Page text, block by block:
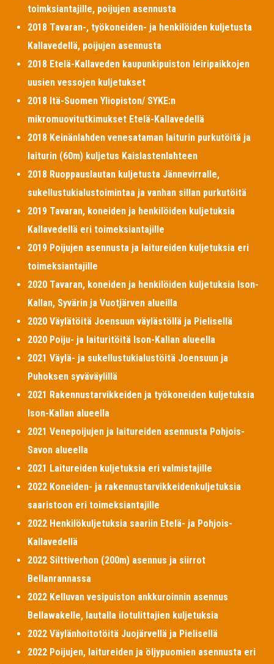
toimksiantajille, poijujen asennusta
2018 Tavaran-, työkoneiden- ja henkilöiden kuljetusta
Kallavedellä, poijujen asennusta
2018 Etelä-Kallaveden kaupunkipuiston leiripaikkojen
uusien vessojen kuljetukset
2018 Itä-Suomen Yliopiston/ SYKE:n
mikromuovitutkimukset Etelä-Kallavedellä
2018 Keinänlahden venesataman laiturin purkutöitä ja
laiturin (60m) kuljetus Kaislastenlahteen
2018 Ruoppauslautan kuljetusta Jännevirralle,
sukellustukialustoimintaa ja vanhan sillan purkutöitä
2019 Tavaran, koneiden ja henkilöiden kuljetuksia
Kallavedellä eri toimeksiantajille
2019 Poijujen asennusta ja laitureiden kuljetuksia eri
toimeksiantajille
2020 Tavaran, koneiden ja henkilöiden kuljetuksia Ison-
Kallan, Syvärin ja Vuotjärven alueilla
2020 Väylätöitä Joensuun väylästöllä ja Pielisellä
2020 Poiju- ja laituritöitä Ison-Kallan alueella
2021 Väylä- ja sukellustukialustöitä Joensuun ja
Puhoksen syväväylillä
2021 Rakennustarvikkeiden ja työkoneiden kuljetuksia
Ison-Kallan alueella
2021 Venepoijujen ja laitureiden asennusta Pohjois-
Savon alueella
2021 Laitureiden kuljetuksia eri valmistajille
2022 Koneiden- ja rakennustarvikkeidenkuljetuksia
saaristoon eri toimeksiantajille
2022 Henkilökuljetuksia saariin Etelä- ja Pohjois-
Kallavedellä
2022 Silttiverhon (200m) asennus ja siirrot
Bellanrannassa
2022 Kelluvan vesipuiston ankkuroinnin asennus
Bellawakelle, lautalla ilotulittajien kuljetuksia
2022 Väylänhoitotöitä Juojärvellä ja Pielisellä
2022 Poijujen, laitureiden ja öljypuomien asennusta eri